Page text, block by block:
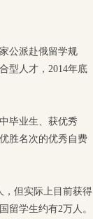
公派赴俄留学规
型人才，2014年底
毕业生、获优秀
胜名次的优秀自费
，但实际上目前获得
留学生约有2万人。